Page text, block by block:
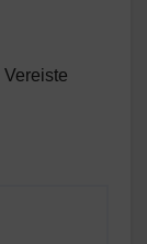
Vereiste